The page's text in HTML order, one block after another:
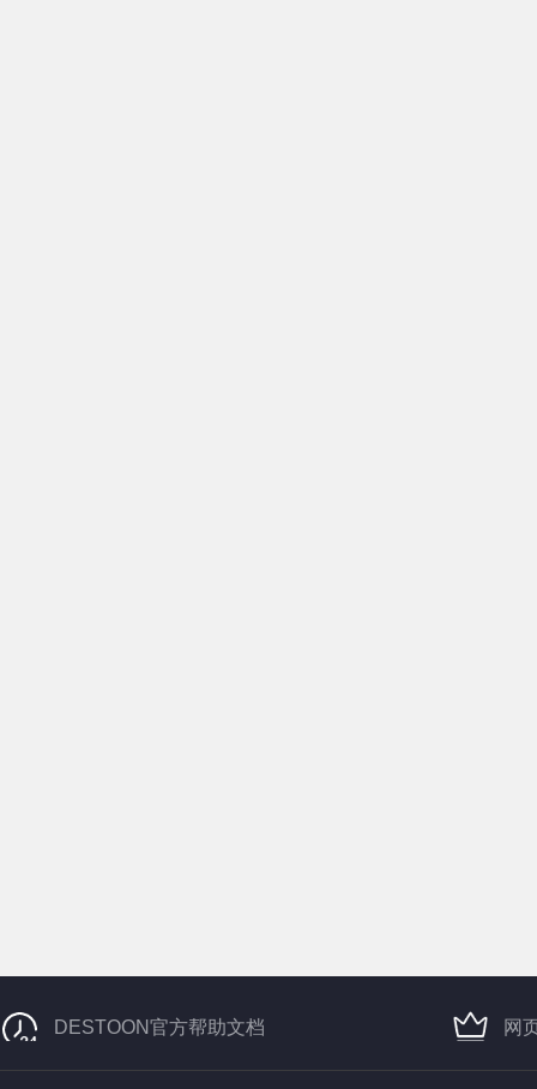
DESTOON官方帮助文档 网